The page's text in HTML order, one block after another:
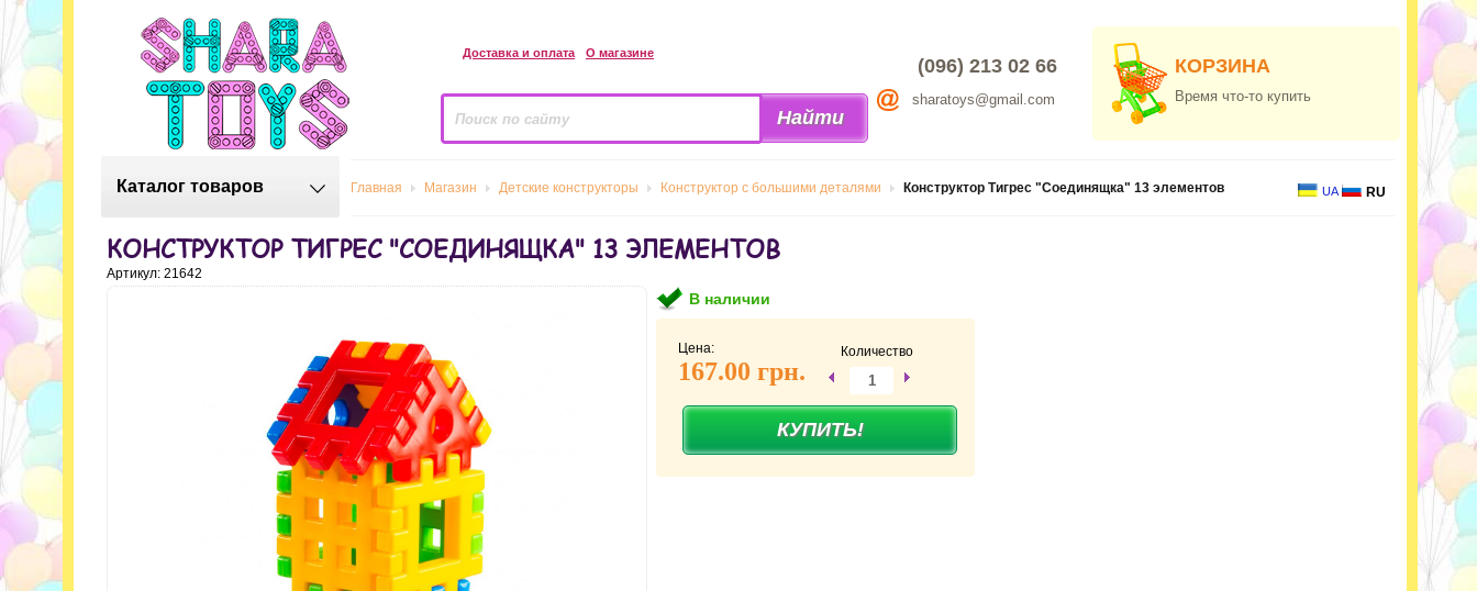
Доставка и оплата О магазине
(096) 213 02 66
sharatoys@gmail.com
КОРЗИНА
Время что-то купить
Каталог товаров Главная Магазин Детские конструкторы Конструктор с большими деталями Конструктор Тигрес "Соединящка" 13 элементов UA RU
КОНСТРУКТОР ТИГРЕС "СОЕДИНЯЩКА" 13 ЭЛЕМЕНТОВ
Артикул: 21642
В наличии
Цена:
167.00 грн.
Количество